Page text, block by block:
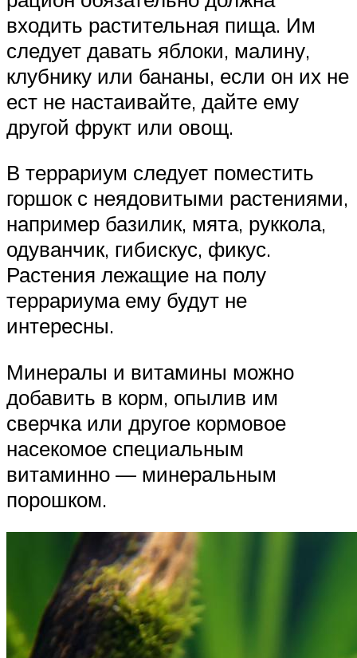
входить растительная пища. Им
следует давать яблоки, малину,
клубнику или бананы, если он их не
ест не настаивайте, дайте ему
другой фрукт или овощ.
В террариум следует поместить
горшок с неядовитыми растениями,
например базилик, мята, руккола,
одуванчик, гибискус, фикус.
Растения лежащие на полу
террариума ему будут не
интересны.
Минералы и витамины можно
добавить в корм, опылив им
сверчка или другое кормовое
насекомое специальным
витаминно — минеральным
порошком.